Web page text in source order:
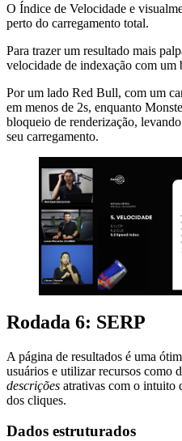
O Índice de Velocidade e
perto do carregamento total.
Para trazer um resultado mais
velocidade de indexação com um
Por um lado Red Bull, com um
em menos de 2s, enquanto
bloqueio de renderização,
seu carregamento.
Rodada 6: SERP
A página de resultados é uma
usuários e utilizar recursos como
descrições atrativas com o intuito
dos cliques.
Dados estruturados